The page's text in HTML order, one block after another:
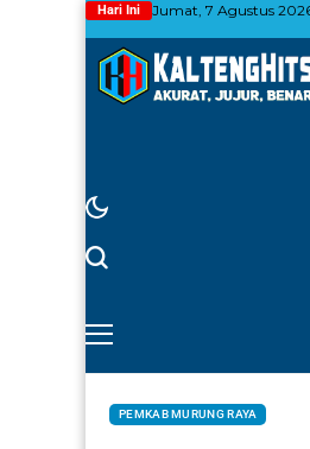
Hari Ini Jumat, 7 Agustus
PEMKAB MURUNG RAYA